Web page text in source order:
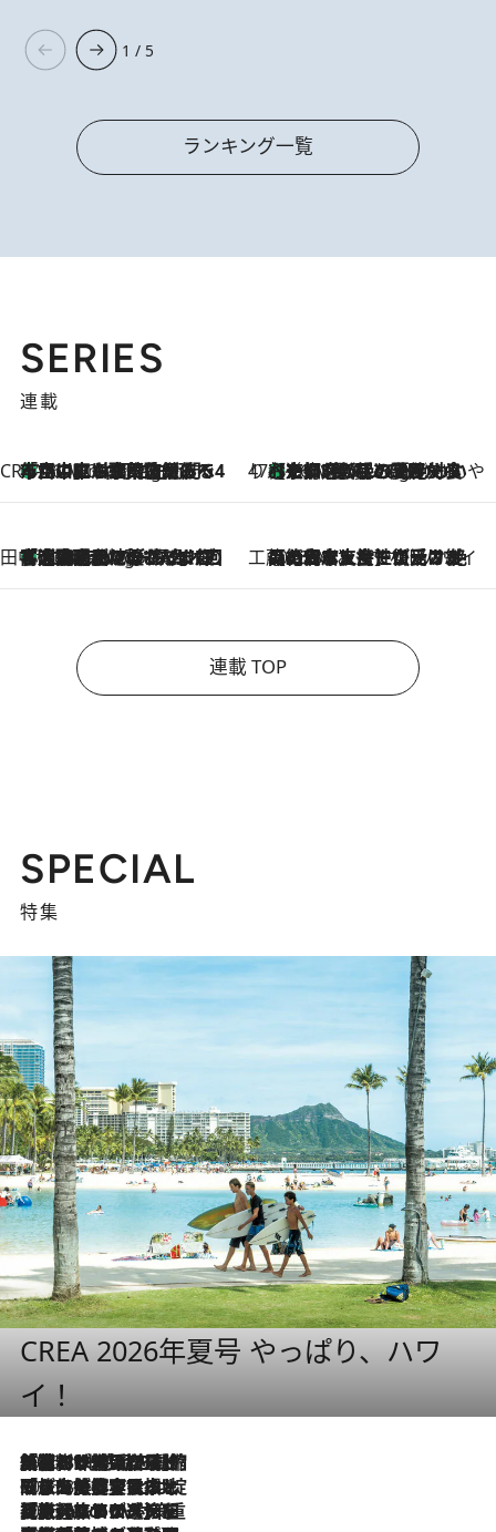
1 / 5
ランキング一覧
SERIES
連載
CREA'S CHOICE
16 Minutes Ago
「立川にも歌舞伎があるんだよ」 片岡仁左衛門・市川中車ら豪華座組みで4年目の立川立飛歌舞伎へ 47都道府県の手みやげ ひんやりスイーツで夏を満喫
16 Minutes Ago
【京都府】この夏絶対食べたい 冷やしておいしいおやつ3選 ひと口目から心を掴む新緑のテリーヌ
田中稲の勝手に再ブーム
5 Hours Ago
「湘南乃風に憧れて」観客大盛上がりの“タオル回し”に、ラッパー顔負けの高速歌唱まで…さだまさし（74）のアグレッシブすぎる現在地 工藤まやのおもてなしハワイ
2026.8.6
【ハワイ土産】ローカルの絶大な支持で復活！ 絶品の幻クッキー《元ファンの日本人女性が受け継いだ名店》
連載 TOP
SPECIAL
特集
CREA 2026年夏号 やっぱり、ハワ
イ！
2026.8.6
「荷物が増えるほど旅ストレスは増す」美容ジャーナリストがたどり着いた最終結論。“化粧品を劇的に減らす”感動の凝縮美容とは
2026.8.6
「旅先には金髪ウィッグを持参」日本と同じメイクでは損してる!? 美容ジャーナリストが提案する“掟破りの旅美容”とは
2026.8.6
【厳選旅コスメ】「身軽さ＆UV対策重視！」ヘアアーティストshucoが選んだ夏旅ベストコスメを発表【Mサイズジップ】